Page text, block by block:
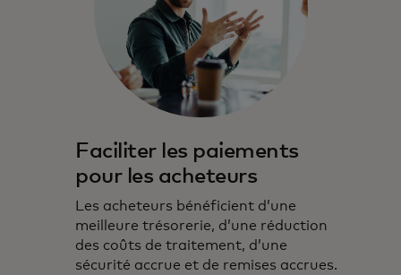
Faciliter les paiements
pour les acheteurs
Les acheteurs bénéficient d’une
meilleure trésorerie, d’une réduction
des coûts de traitement, d’une
sécurité accrue et de remises accrues.